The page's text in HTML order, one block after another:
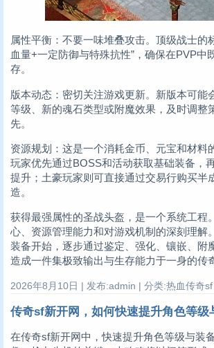
属性平衡：不要一味堆叠攻击。顶级战士的
血量+一定防御与特殊抗性”，确保在PVP中
存。
版本动态：密切关注游戏更新。新版本可能
等级、新的魂石类型或附魔效果，及时调整
先。
资源规划：这是一个消耗金币、元宝和材料
玩家优先通过BOSS和活动获取基础装备，
提升；土豪玩家则可直接通过交易行购买半
造。
获得最强属性的圣战头盔，是一个系统工程
心、资源管理能力和对游戏机制的深刻理解
装备开始，逐步通过鉴定、强化、镶嵌、附
造成一件集极致输出与生存能力于一身的传
2026年8月10日 | 发布:admin | 分类:热血传奇
传奇sf新开网，如何快速提升角色等级
在传奇sf新开网中，快速提升角色等级与装